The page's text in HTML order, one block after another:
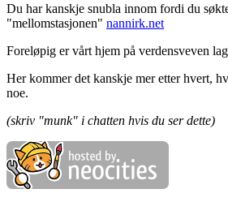
Du har kanskje snubla innom fordi du
"mellomstasjonen" nannirk.net
Foreløpig er vårt hjem på verdensveven
Her kommer det kanskje mer etter hvert,
noe.
(skriv "munk" i chatten hvis du ser dette)